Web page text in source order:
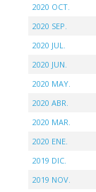
2020 OCT.
2020 SEP.
2020 JUL.
2020 JUN.
2020 MAY.
2020 ABR.
2020 MAR.
2020 ENE.
2019 DIC.
2019 NOV.